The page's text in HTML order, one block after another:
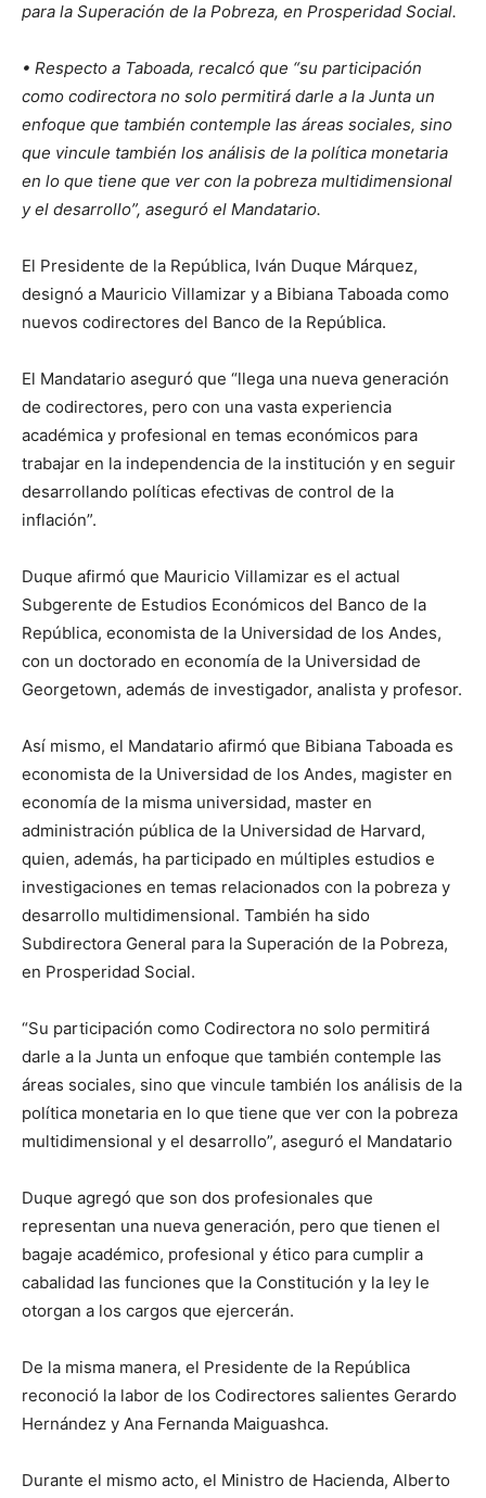
para la Superación de la Pobreza, en Prosperidad Social.
• Respecto a Taboada, recalcó que “su participación
como codirectora no solo permitirá darle a la Junta un
enfoque que también contemple las áreas sociales, sino
que vincule también los análisis de la política monetaria
en lo que tiene que ver con la pobreza multidimensional
y el desarrollo”, aseguró el Mandatario.
El Presidente de la República, Iván Duque Márquez,
designó a Mauricio Villamizar y a Bibiana Taboada como
nuevos codirectores del Banco de la República.
El Mandatario aseguró que “llega una nueva generación
de codirectores, pero con una vasta experiencia
académica y profesional en temas económicos para
trabajar en la independencia de la institución y en seguir
desarrollando políticas efectivas de control de la
inflación”.
Duque afirmó que Mauricio Villamizar es el actual
Subgerente de Estudios Económicos del Banco de la
República, economista de la Universidad de los Andes,
con un doctorado en economía de la Universidad de
Georgetown, además de investigador, analista y profesor.
Así mismo, el Mandatario afirmó que Bibiana Taboada es
economista de la Universidad de los Andes, magister en
economía de la misma universidad, master en
administración pública de la Universidad de Harvard,
quien, además, ha participado en múltiples estudios e
investigaciones en temas relacionados con la pobreza y
desarrollo multidimensional. También ha sido
Subdirectora General para la Superación de la Pobreza,
en Prosperidad Social.
“Su participación como Codirectora no solo permitirá
darle a la Junta un enfoque que también contemple las
áreas sociales, sino que vincule también los análisis de la
política monetaria en lo que tiene que ver con la pobreza
multidimensional y el desarrollo”, aseguró el Mandatario
Duque agregó que son dos profesionales que
representan una nueva generación, pero que tienen el
bagaje académico, profesional y ético para cumplir a
cabalidad las funciones que la Constitución y la ley le
otorgan a los cargos que ejercerán.
De la misma manera, el Presidente de la República
reconoció la labor de los Codirectores salientes Gerardo
Hernández y Ana Fernanda Maiguashca.
Durante el mismo acto, el Ministro de Hacienda, Alberto